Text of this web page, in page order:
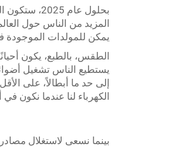
بحلول عام
المزيد من الناس حول
يمكن للمولدات الموجودة
الطقس، بالطبع، يكون
يستطيع الناس تشغيل
إلى حد ما أبطالاً، على
الكهرباء لنا عندما نكون
بينما نسعى لاستغلال